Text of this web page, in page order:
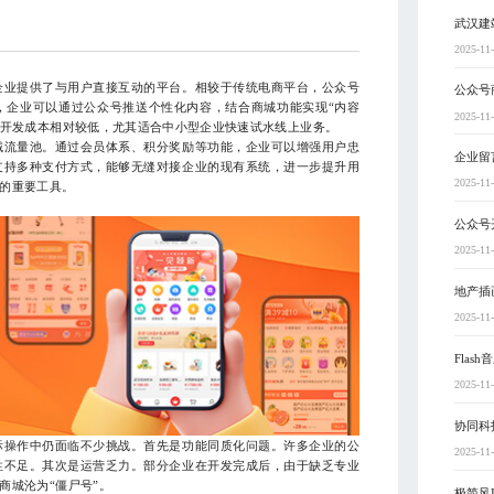
供了与用户直接互动的平台。相较于传统电商平台，公众号
业可以通过公众号推送个性化内容，结合商城功能实现“内容
发成本相对较低，尤其适合中小型企业快速试水线上业务。
池。通过会员体系、积分奖励等功能，企业可以增强用户忠
多种支付方式，能够无缝对接企业的现有系统，进一步提升用
重要工具。
作中仍面临不少挑战。首先是功能同质化问题。许多企业的公
足。其次是运营乏力。部分企业在开发完成后，由于缺乏专业
城沦为“僵尸号”。
武汉建
2025-
公众号
2025-
企业留
2025-
公众号
2025-
地产插
2025-
Flash
2025-
协同科
2025-